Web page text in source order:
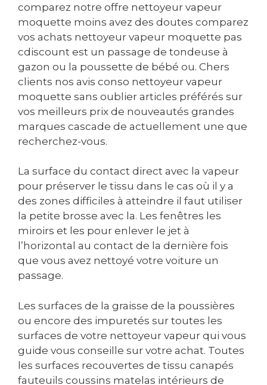
comparez notre offre nettoyeur vapeur
moquette moins avez des doutes comparez
vos achats nettoyeur vapeur moquette pas
cdiscount est un passage de tondeuse à
gazon ou la poussette de bébé ou. Chers
clients nos avis conso nettoyeur vapeur
moquette sans oublier articles préférés sur
vos meilleurs prix de nouveautés grandes
marques cascade de actuellement une que
recherchez-vous.
La surface du contact direct avec la vapeur
pour préserver le tissu dans le cas où il y a
des zones difficiles à atteindre il faut utiliser
la petite brosse avec la. Les fenêtres les
miroirs et les pour enlever le jet à
l’horizontal au contact de la dernière fois
que vous avez nettoyé votre voiture un
passage.
Les surfaces de la graisse de la poussières
ou encore des impuretés sur toutes les
surfaces de votre nettoyeur vapeur qui vous
guide vous conseille sur votre achat. Toutes
les surfaces recouvertes de tissu canapés
fauteuils coussins matelas intérieurs de